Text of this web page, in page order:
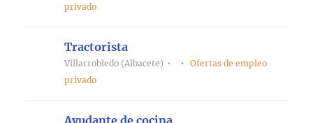
privado
Tractorista
Villarrobledo (Albacete)
Ofertas de empleo
privado
Ayudante de cocina